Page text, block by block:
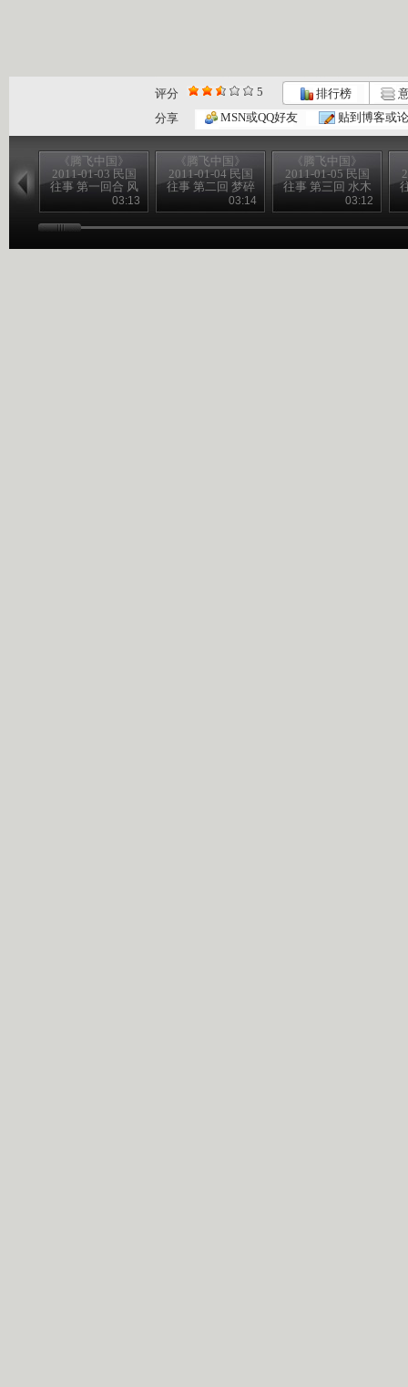
评分 5 排行榜
分享
MSN或QQ好友 贴到博客或
《腾飞中国》
2011-01-03 民国
往事 第一回合 风
雨飘摇季03:13
《腾飞中国》
2011-01-04 民国
往事 第二回 梦碎
03:14
《腾飞中国》
2011-01-05 民国
往事 第三回 水木
03:12